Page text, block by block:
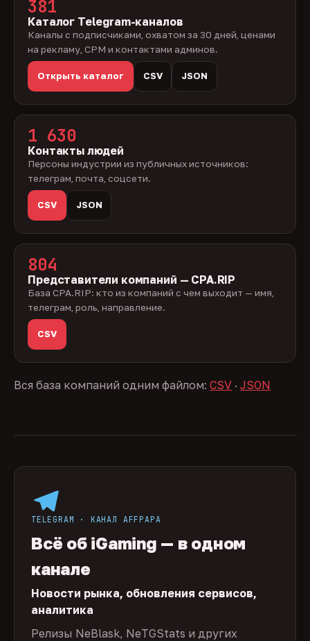
381
Каталог Telegram-каналов
Каналы с подписчиками, охватом за 30 дней, ценами
на рекламу, CPM и контактами админов.
Открыть каталог CSV JSON
1 630
Контакты людей
Персоны индустрии из публичных источников:
телеграм, почта, соцсети.
CSV JSON
804
Представители компаний — CPA.RIP
База CPA.RIP: кто из компаний с чем выходит — имя,
телеграм, роль, направление.
CSV
Вся база компаний одним файлом: CSV · JSON
TELEGRAM · КАНАЛ AFFPAPA
Всё об iGaming — в одном
канале
Новости рынка, обновления сервисов,
аналитика
Релизы NeBlask, NeTGStats и других